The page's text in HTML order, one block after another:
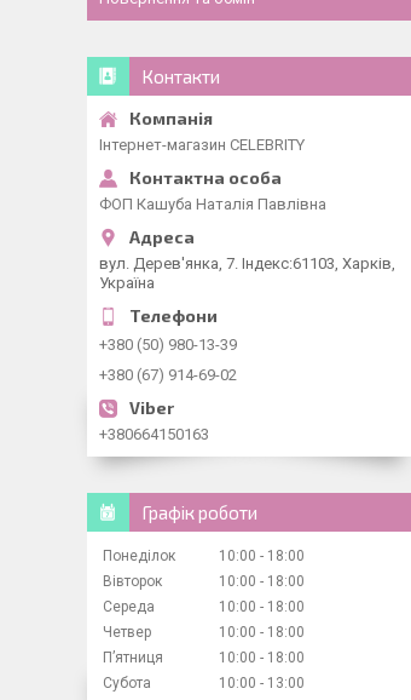
Контакти
Інтернет-магазин CELEBRITY
ФОП Кашуба Наталія Павлівна
вул. Дерев'янка, 7. Індекс:61103, Харків,
Україна
+380 (50) 980-13-39
+380 (67) 914-69-02
+380664150163
Графік роботи
Понеділок 10:00
18:00
Вівторок
10:00
18:00
Середа
10:00
18:00
Четвер
10:00
18:00
Пʼятниця
10:00
18:00
Субота
10:00 13:00